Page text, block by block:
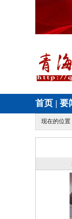
首页 | 要
现在的位置